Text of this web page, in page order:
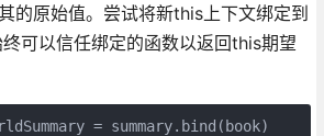
的原始值。尝试将新this上下文绑定到
可以信任绑定的函数以返回this期望
= summary.bind(book)